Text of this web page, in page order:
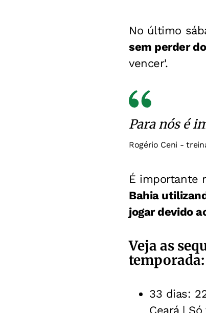
No último
sem perder
vencer'.
Para nós é
Rogério Ceni -
É importante
Bahia
jogar devido
Veja as
temporada:
33 dias:
Ceará |